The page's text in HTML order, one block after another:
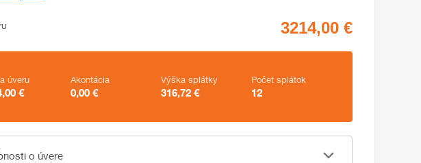
úveru
€
Akontácia
0,00 €
Výška splátky
316,72 €
Počet splátok
12
o úvere
o úvere